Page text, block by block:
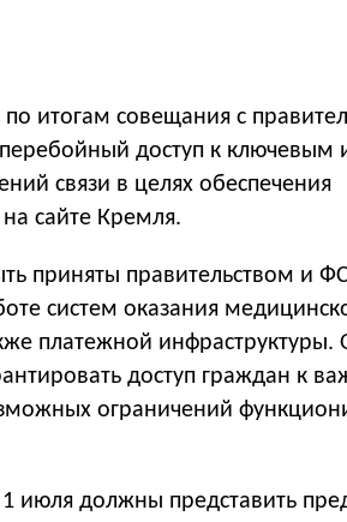
итогам совещания с
доступ к ключевым
связи в целях обеспечения
на сайте Кремля.
приняты правительством и
систем оказания
платежной инфраструктуры.
доступ граждан к
ограничений
июля должны представить